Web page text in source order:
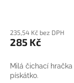
235,54 Kč bez DPH
285 Kč
Milá čichací
pískátko.